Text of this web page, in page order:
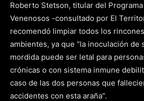
Roberto Stetson, titular del
Venenosos -consultado por El
recomendó limpiar todos los
ambientes, ya que “la inoculación de
mordida puede ser letal para
crónicas o con sistema inmune
caso de las dos personas que
accidentes con esta araña”.